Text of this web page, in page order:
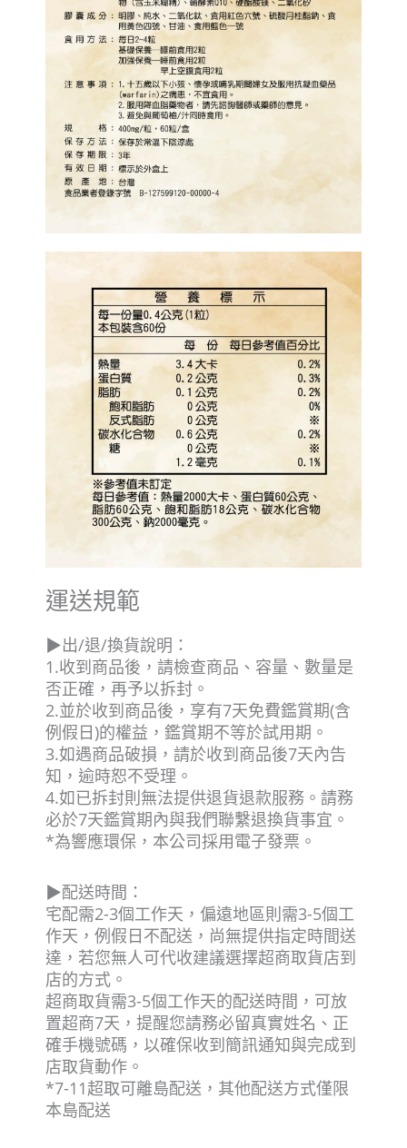
運送規範
▶出/退/換貨說明：
1.收到商品後，請檢查商品、容量、數量是
否正確，再予以拆封。
2.並於收到商品後，享有7天免費鑑賞期(含
例假日)的權益，鑑賞期不等於試用期。
3.如遇商品破損，請於收到商品後7天內告
知，逾時恕不受理。
4.如已拆封則無法提供退貨退款服務。請務
必於7天鑑賞期內與我們聯繫退換貨事宜。
*為響應環保，本公司採用電子發票。
▶配送時間：
宅配需2-3個工作天，偏遠地區則需3-5個工
作天，例假日不配送，尚無提供指定時間送
達，若您無人可代收建議選擇超商取貨店到
店的方式。
超商取貨需3-5個工作天的配送時間，可放
置超商7天，提醒您請務必留真實姓名、正
確手機號碼，以確保收到簡訊通知與完成到
店取貨動作。
*7-11超取可離島配送，其他配送方式僅限
本島配送